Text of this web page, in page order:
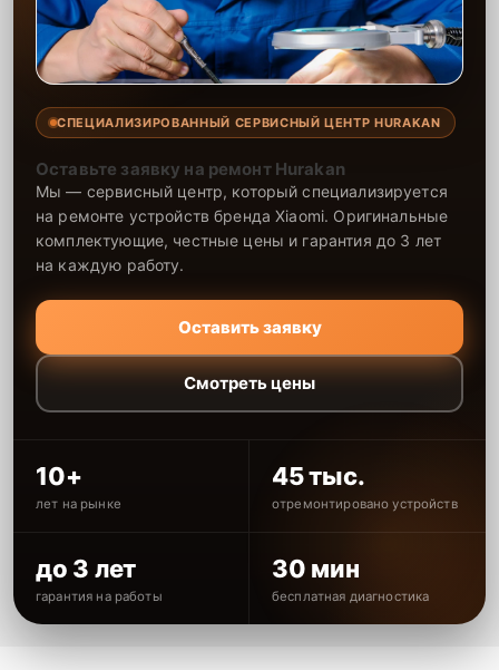
СПЕЦИАЛИЗИРОВАННЫЙ СЕРВИСНЫЙ ЦЕНТР HURAKAN
Оставьте заявку на ремонт Hurakan
Мы — сервисный центр, который специализируется
на ремонте устройств бренда Xiaomi. Оригинальные
комплектующие, честные цены и гарантия до 3 лет
на каждую работу.
Оставить заявку
Смотреть цены
10+
лет на рынке
45 тыс.
отремонтировано устройств
до 3 лет
гарантия на работы
30 мин
бесплатная диагностика